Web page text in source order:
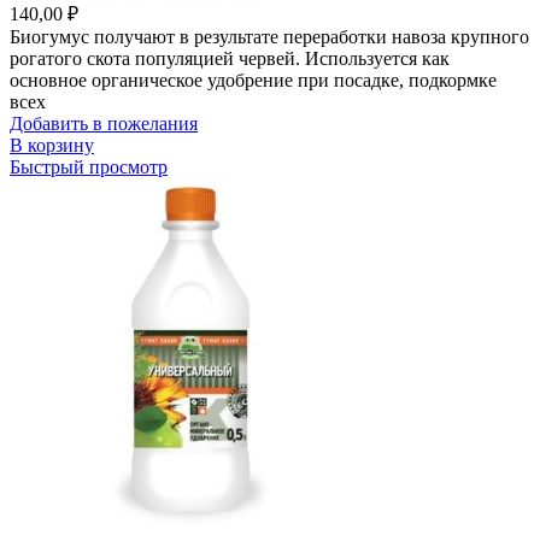
140,00 ₽
Биогумус получают в результате переработки навоза крупного
рогатого скота популяцией червей. Используется как
основное органическое удобрение при посадке, подкормке
всех
Добавить в пожелания
В корзину
Быстрый просмотр